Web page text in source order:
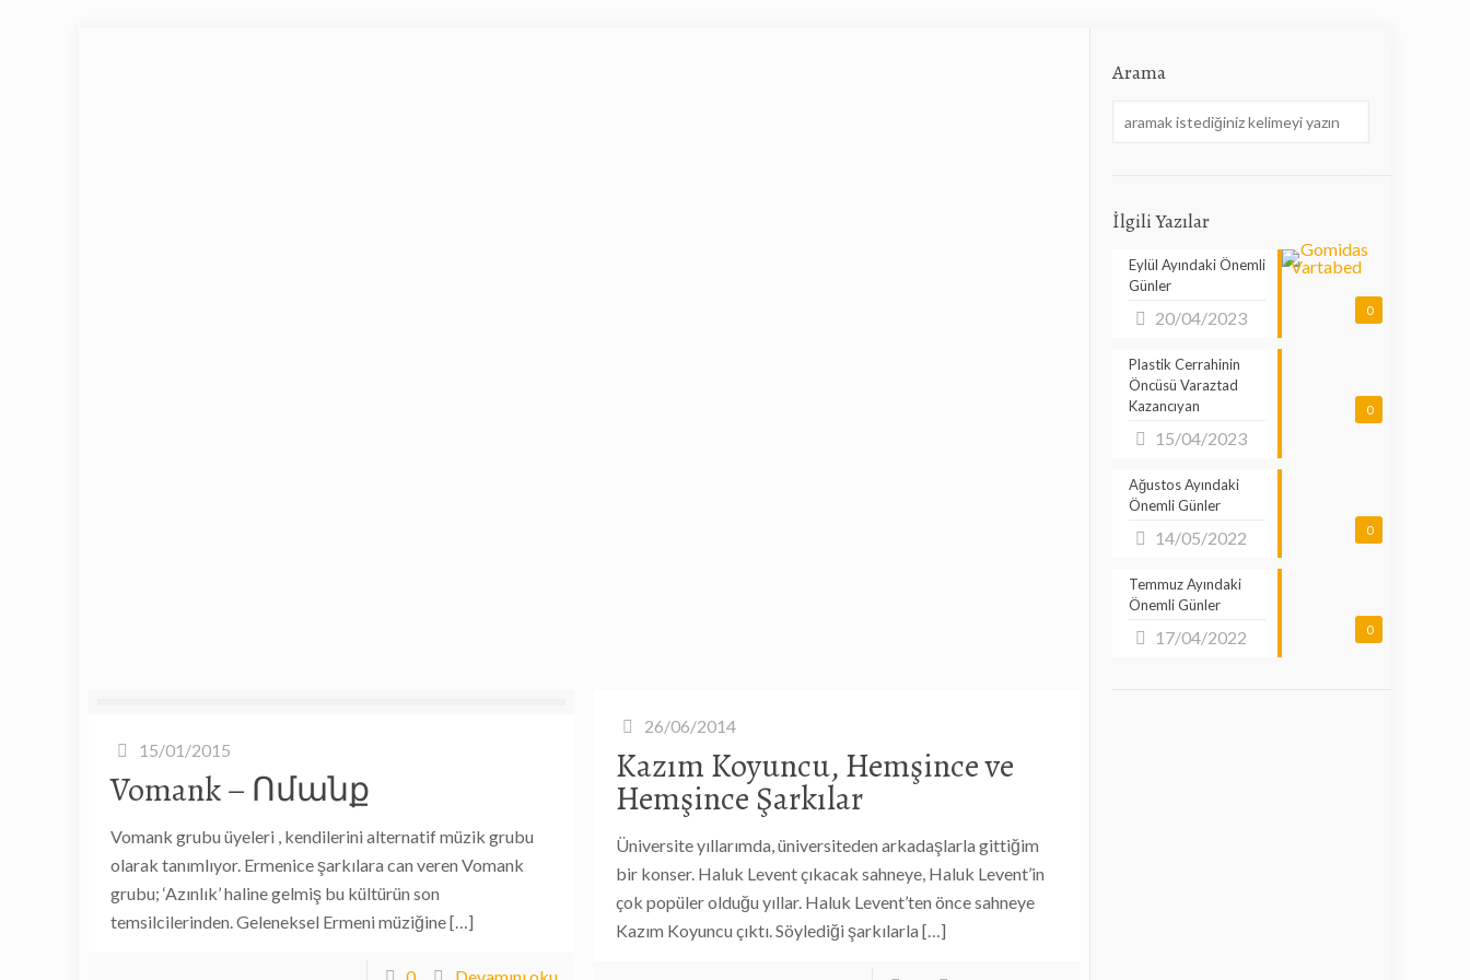
15/01/2015
Vomank – Ոմանք
Vomank grubu üyeleri , kendilerini alternatif müzik grubu
olarak tanımlıyor. Ermenice şarkılara can veren Vomank
grubu; ‘Azınlık’ haline gelmiş bu kültürün son
temsilcilerinden. Geleneksel Ermeni müziğine[…]
26/06/2014
Kazım Koyuncu, Hemşince ve
Hemşince Şarkılar
Üniversite yıllarımda, üniversiteden arkadaşlarla gittiğim
bir konser. Haluk Levent çıkacak sahneye, Haluk Levent’in
çok popüler olduğu yıllar. Haluk Levent’ten önce sahneye
Kazım Koyuncu çıktı. Söylediği şarkılarla […]
Arama
İlgili Yazılar
0
Eylül Ayındaki Önemli
Günler
20/04/2023
0
Plastik Cerrahinin
Öncüsü Varaztad
Kazancıyan
15/04/2023
0
Ağustos Ayındaki
Önemli Günler
14/05/2022
0
Temmuz Ayındaki
Önemli Günler
17/04/2022